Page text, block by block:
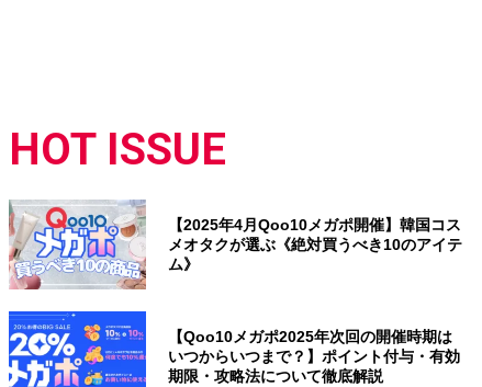
HOT ISSUE
【2025年4月Qoo10メガポ開催】韓国コス
メオタクが選ぶ《絶対買うべき10のアイテ
ム》
【Qoo10メガポ2025年次回の開催時期は
いつからいつまで？】ポイント付与・有効
期限・攻略法について徹底解説